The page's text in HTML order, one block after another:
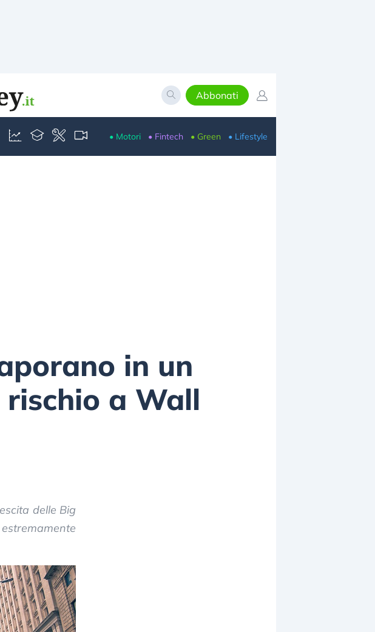
Abbonati
• Motori • Fintech • Green • Lifestyle
in un
a Wall
delle Big